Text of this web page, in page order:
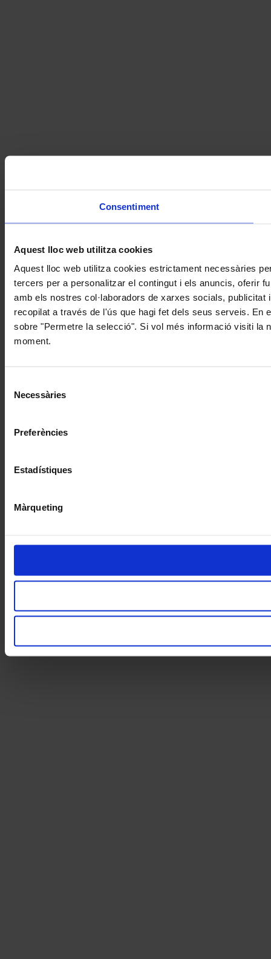
Consentiment
Aquest lloc web utilitza cookies
Aquest lloc web utilitza cookies estrictament necessàries
tercers per a personalitzar el contingut i els anuncis, oferir
amb els nostres col·laboradors de xarxes socials,
recopilat a través de l'ús que hagi fet dels seus serveis. En
sobre "Permetre la selecció". Si vol més informació visiti la
moment.
Necessàries
Preferències
Estadístiques
Màrqueting